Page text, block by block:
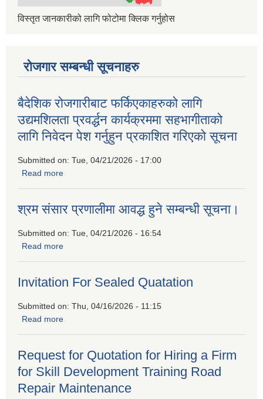
विस्तृत जानकारीको लागि फोटोमा क्लिक गर्नुहोस
रोजगार सम्बन्धी सूचनाहरु
बैदेशिक रोजगारीबाट फर्किएकाहरुको लागि
उद्यमशिलता प्रवर्द्धन कार्यक्रममा सहभागीताको
लागि निवेदन पेश गर्नुहुन प्रकाशित गरिएको सूचना
Submitted on: Tue, 04/21/2026 - 17:00
Read more
श्रम संसार प्रणालीमा आवद्ध हुने सम्बन्धी सूचना।
Submitted on: Tue, 04/21/2026 - 16:54
Read more
Invitation For Sealed Quatation
Submitted on: Thu, 04/16/2026 - 11:15
Read more
Request for Quotation for Hiring a Firm
for Skill Development Training Road
Repair Maintenance